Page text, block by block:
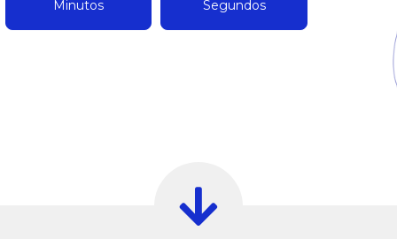
Minutos Segundos